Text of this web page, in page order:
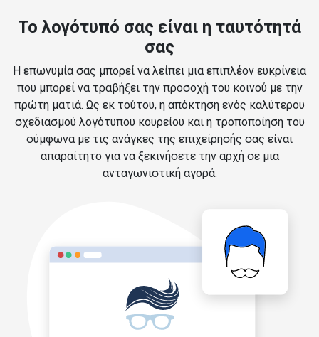
Το λογότυπό σας είναι η ταυτότητά
σας
Η επωνυμία σας μπορεί να λείπει μια επιπλέον ευκρίνεια
που μπορεί να τραβήξει την προσοχή του κοινού με την
πρώτη ματιά. Ως εκ τούτου, η απόκτηση ενός καλύτερου
σχεδιασμού λογότυπου κουρείου και η τροποποίηση του
σύμφωνα με τις ανάγκες της επιχείρησής σας είναι
απαραίτητο για να ξεκινήσετε την αρχή σε μια
ανταγωνιστική αγορά.